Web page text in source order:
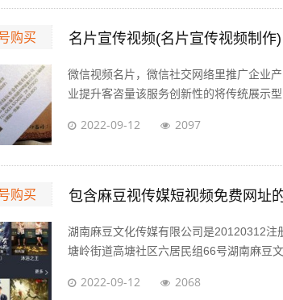
购买 名片宣传视频(名片宣传视频制作)
微信视频名片，微信社交网络里推广企业
业提升客咨量该服务创新性的将传统展示型
2022-09-12 2097
购买 包含麻豆视传媒短视频免费网址
湖南麻豆文化传媒有限公司是20120312
塘岭街道高塘社区六居民组66号湖南麻豆文
2022-09-12 2068